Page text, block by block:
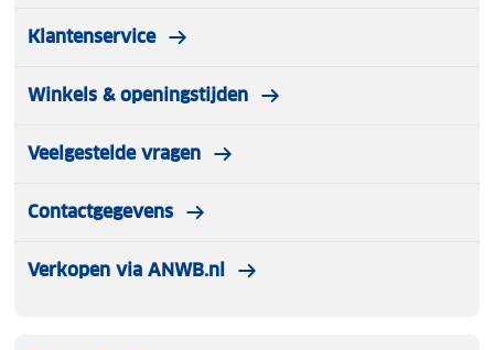
Klantenservice
Winkels & openingstijden
Veelgestelde vragen
Contactgegevens
Verkopen via ANWB.nl